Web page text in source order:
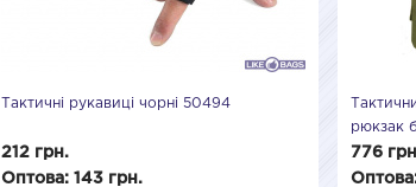
Тактичні рукавиці чорні 50494
212 грн.
Оптова: 143 грн.
рюкзак
776